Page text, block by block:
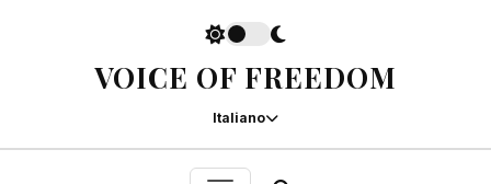
VOICE OF FREEDOM
Italiano